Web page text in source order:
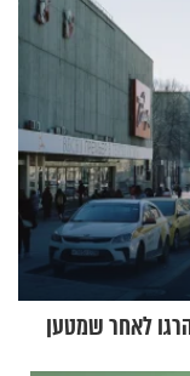
לאחר שמטען